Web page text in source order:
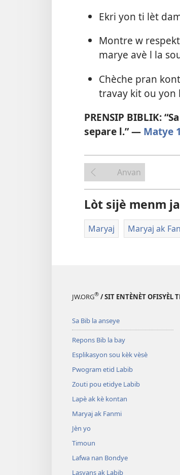
Ekri yon ti lèt
Montre w
marye avè l la
Chèche pran
travay kit ou yon
PRENSIP BIBLIK:
separe l.” — Matye
Anvan
Lòt sijè menm
Maryaj Maryaj ak
JW.ORG® / SIT ENTÈNÈT OFISYÈL
Sa Bib la anseye
Repons Bib la bay
Esplikasyon sou kèk vèsè
Pwogram etid Labib
Zouti pou etidye Labib
Lapè ak kè kontan
Maryaj ak Fanmi
Jèn yo
Timoun
Lafwa nan Bondye
Lasyans ak Labib